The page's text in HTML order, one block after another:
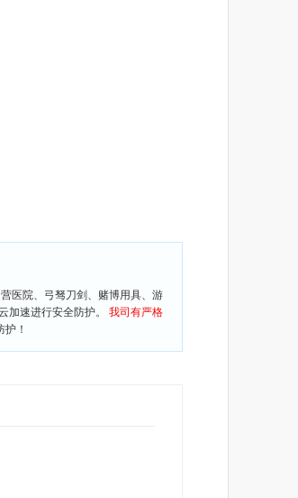
医院、弓驽刀剑、赌博用具、游
加速进行安全防护。 我司有严格
！